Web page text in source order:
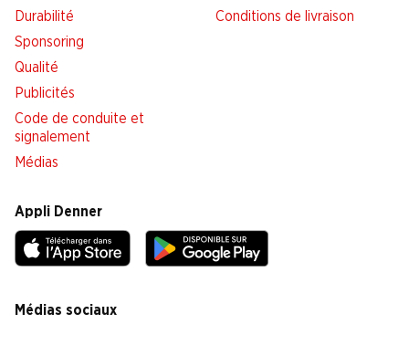
Durabilité
Sponsoring
Qualité
Publicités
Code de conduite et
signalement
Médias
Conditions de livraison
Appli Denner
Médias sociaux